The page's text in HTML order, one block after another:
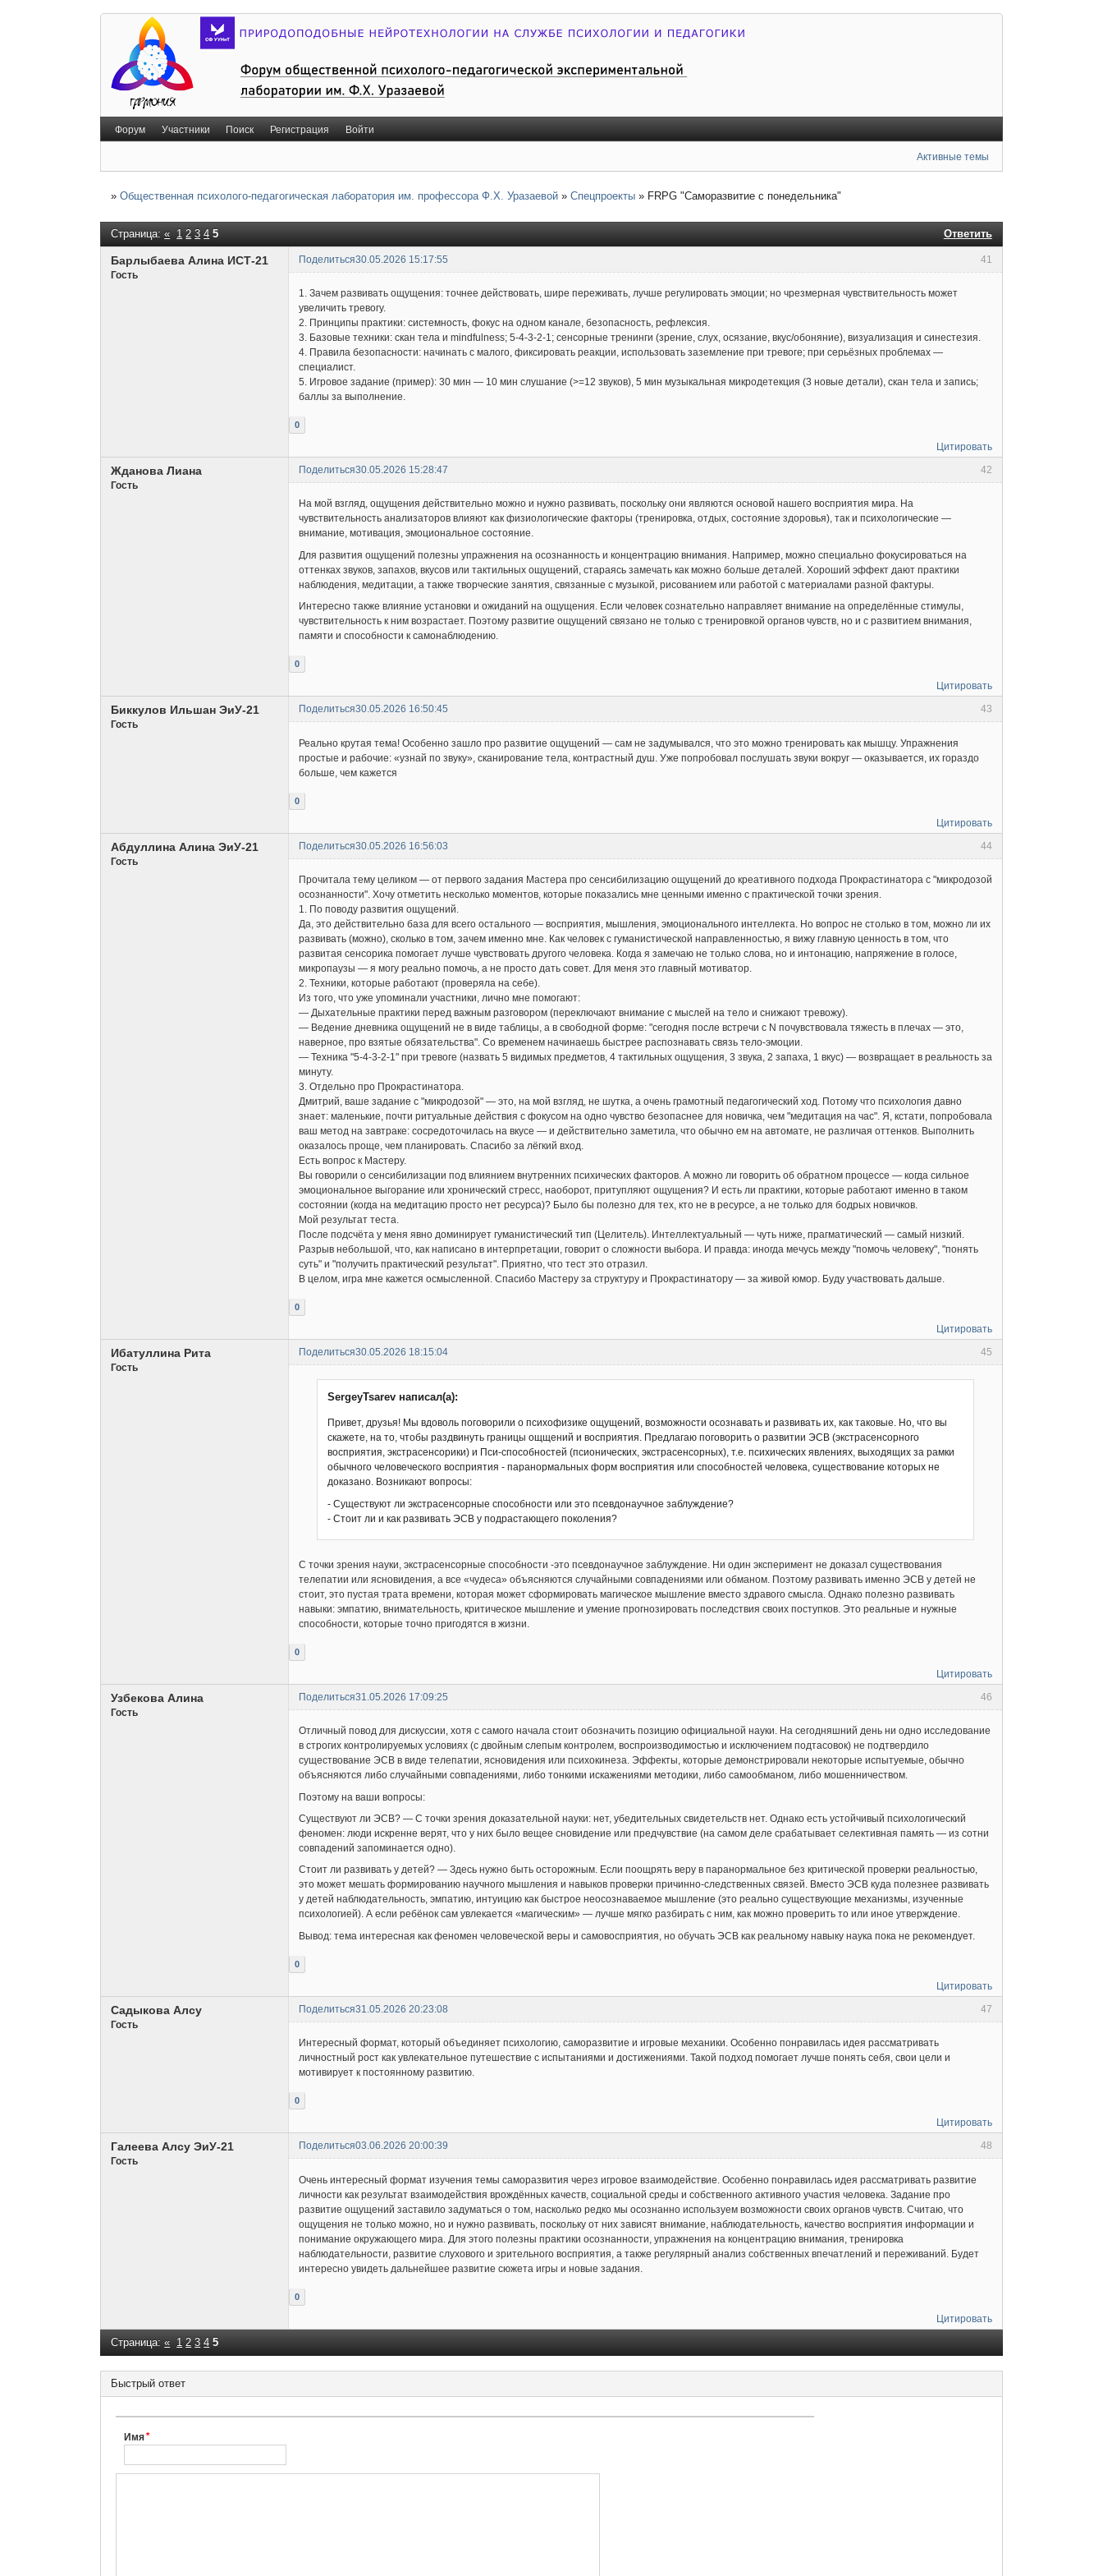
Форум Участники Поиск Регистрация Войти
Активные темы
» Общественная психолого-педагогическая лаборатория им. профессора Ф.Х. Уразаевой » Спецпроекты » FRPG "Саморазвитие с понедельника"
Страница:« 1 2 3 4 5 Ответить
Поделиться 41
30.05.2026 15:17:55
Барлыбаева Алина ИСТ-21
Гость
1. Зачем развивать ощущения: точнее действовать, шире переживать, лучше регулировать эмоции; но чрезмерная чувствительность может
увеличить тревогу.
2. Принципы практики: системность, фокус на одном канале, безопасность, рефлексия.
3. Базовые техники: скан тела и mindfulness; 5-4-3-2-1; сенсорные тренинги (зрение, слух, осязание, вкус/обоняние), визуализация и синестезия.
4. Правила безопасности: начинать с малого, фиксировать реакции, использовать заземление при тревоге; при серьёзных проблемах —
специалист.
5. Игровое задание (пример): 30 мин — 10 мин слушание (>=12 звуков), 5 мин музыкальная микродетекция (3 новые детали), скан тела и запись;
баллы за выполнение.
0
Цитировать
Поделиться
42
30.05.2026 15:28:47
Жданова Лиана
Гость
На мой взгляд, ощущения действительно можно и нужно развивать, поскольку они являются основой нашего восприятия мира. На
чувствительность анализаторов влияют как физиологические факторы (тренировка, отдых, состояние здоровья), так и психологические —
внимание, мотивация, эмоциональное состояние.
Для развития ощущений полезны упражнения на осознанность и концентрацию внимания. Например, можно специально фокусироваться на
оттенках звуков, запахов, вкусов или тактильных ощущений, стараясь замечать как можно больше деталей. Хороший эффект дают практики
наблюдения, медитации, а также творческие занятия, связанные с музыкой, рисованием или работой с материалами разной фактуры.
Интересно также влияние установки и ожиданий на ощущения. Если человек сознательно направляет внимание на определённые стимулы,
чувствительность к ним возрастает. Поэтому развитие ощущений связано не только с тренировкой органов чувств, но и с развитием внимания,
памяти и способности к самонаблюдению.
0
Цитировать
Поделиться
43
30.05.2026 16:50:45
Биккулов Ильшан ЭиУ-21
Гость
Реально крутая тема! Особенно зашло про развитие ощущений — сам не задумывался, что это можно тренировать как мышцу. Упражнения
простые и рабочие: «узнай по звуку», сканирование тела, контрастный душ. Уже попробовал послушать звуки вокруг — оказывается, их гораздо
больше, чем кажется
0
Цитировать
Поделиться
44
30.05.2026 16:56:03
Абдуллина Алина ЭиУ-21
Гость
Прочитала тему целиком — от первого задания Мастера про сенсибилизацию ощущений до креативного подхода Прокрастинатора с "микродозой
осознанности". Хочу отметить несколько моментов, которые показались мне ценными именно с практической точки зрения.
1. По поводу развития ощущений.
Да, это действительно база для всего остального — восприятия, мышления, эмоционального интеллекта. Но вопрос не столько в том, можно ли их
развивать (можно), сколько в том, зачем именно мне. Как человек с гуманистической направленностью, я вижу главную ценность в том, что
развитая сенсорика помогает лучше чувствовать другого человека. Когда я замечаю не только слова, но и интонацию, напряжение в голосе,
микропаузы — я могу реально помочь, а не просто дать совет. Для меня это главный мотиватор.
2. Техники, которые работают (проверяла на себе).
Из того, что уже упоминали участники, лично мне помогают:
— Дыхательные практики перед важным разговором (переключают внимание с мыслей на тело и снижают тревожу).
— Ведение дневника ощущений не в виде таблицы, а в свободной форме: "сегодня после встречи с N почувствовала тяжесть в плечах — это,
наверное, про взятые обязательства". Со временем начинаешь быстрее распознавать связь тело-эмоции.
— Техника "5-4-3-2-1" при тревоге (назвать 5 видимых предметов, 4 тактильных ощущения, 3 звука, 2 запаха, 1 вкус) — возвращает в реальность за
минуту.
3. Отдельно про Прокрастинатора.
Дмитрий, ваше задание с "микродозой" — это, на мой взгляд, не шутка, а очень грамотный педагогический ход. Потому что психология давно
знает: маленькие, почти ритуальные действия с фокусом на одно чувство безопаснее для новичка, чем "медитация на час". Я, кстати, попробовала
ваш метод на завтраке: сосредоточилась на вкусе — и действительно заметила, что обычно ем на автомате, не различая оттенков. Выполнить
оказалось проще, чем планировать. Спасибо за лёгкий вход.
Есть вопрос к Мастеру.
Вы говорили о сенсибилизации под влиянием внутренних психических факторов. А можно ли говорить об обратном процессе — когда сильное
эмоциональное выгорание или хронический стресс, наоборот, притупляют ощущения? И есть ли практики, которые работают именно в таком
состоянии (когда на медитацию просто нет ресурса)? Было бы полезно для тех, кто не в ресурсе, а не только для бодрых новичков.
Мой результат теста.
После подсчёта у меня явно доминирует гуманистический тип (Целитель). Интеллектуальный — чуть ниже, прагматический — самый низкий.
Разрыв небольшой, что, как написано в интерпретации, говорит о сложности выбора. И правда: иногда мечусь между "помочь человеку", "понять
суть" и "получить практический результат". Приятно, что тест это отразил.
В целом, игра мне кажется осмысленной. Спасибо Мастеру за структуру и Прокрастинатору — за живой юмор. Буду участвовать дальше.
0
Цитировать
Поделиться
45
30.05.2026 18:15:04
Ибатуллина Рита
Гость
SergeyTsarev написал(а):
Привет, друзья! Мы вдоволь поговорили о психофизике ощущений, возможности осознавать и развивать их, как таковые. Но, что вы
скажете, на то, чтобы раздвинуть границы ощщений и восприятия. Предлагаю поговорить о развитии ЭСВ (экстрасенсорного
восприятия, экстрасенсорики) и Пси-способностей (псионических, экстрасенсорных), т.е. психических явлениях, выходящих за рамки
обычного человеческого восприятия - паранормальных форм восприятия или способностей человека, существование которых не
доказано. Возникают вопросы:
- Существуют ли экстрасенсорные способности или это псевдонаучное заблуждение?
- Стоит ли и как развивать ЭСВ у подрастающего поколения?
С точки зрения науки, экстрасенсорные способности -это псевдонаучное заблуждение. Ни один эксперимент не доказал существования
телепатии или ясновидения, а все «чудеса» объясняются случайными совпадениями или обманом. Поэтому развивать именно ЭСВ у детей не
стоит, это пустая трата времени, которая может сформировать магическое мышление вместо здравого смысла. Однако полезно развивать
навыки: эмпатию, внимательность, критическое мышление и умение прогнозировать последствия своих поступков. Это реальные и нужные
способности, которые точно пригодятся в жизни.
0
Цитировать
Поделиться
46
31.05.2026 17:09:25
Узбекова Алина
Гость
Отличный повод для дискуссии, хотя с самого начала стоит обозначить позицию официальной науки. На сегодняшний день ни одно исследование
в строгих контролируемых условиях (с двойным слепым контролем, воспроизводимостью и исключением подтасовок) не подтвердило
существование ЭСВ в виде телепатии, ясновидения или психокинеза. Эффекты, которые демонстрировали некоторые испытуемые, обычно
объясняются либо случайными совпадениями, либо тонкими искажениями методики, либо самообманом, либо мошенничеством.
Поэтому на ваши вопросы:
Существуют ли ЭСВ? — С точки зрения доказательной науки: нет, убедительных свидетельств нет. Однако есть устойчивый психологический
феномен: люди искренне верят, что у них было вещее сновидение или предчувствие (на самом деле срабатывает селективная память — из сотни
совпадений запоминается одно).
Стоит ли развивать у детей? — Здесь нужно быть осторожным. Если поощрять веру в паранормальное без критической проверки реальностью,
это может мешать формированию научного мышления и навыков проверки причинно-следственных связей. Вместо ЭСВ куда полезнее развивать
у детей наблюдательность, эмпатию, интуицию как быстрое неосознаваемое мышление (это реально существующие механизмы, изученные
психологией). А если ребёнок сам увлекается «магическим» — лучше мягко разбирать с ним, как можно проверить то или иное утверждение.
Вывод: тема интересная как феномен человеческой веры и самовосприятия, но обучать ЭСВ как реальному навыку наука пока не рекомендует.
0
Цитировать
Поделиться
47
31.05.2026 20:23:08
Садыкова Алсу
Гость
Интересный формат, который объединяет психологию, саморазвитие и игровые механики. Особенно понравилась идея рассматривать
личностный рост как увлекательное путешествие с испытаниями и достижениями. Такой подход помогает лучше понять себя, свои цели и
мотивирует к постоянному развитию.
0
Цитировать
Поделиться
48
03.06.2026 20:00:39
Галеева Алсу ЭиУ-21
Гость
Очень интересный формат изучения темы саморазвития через игровое взаимодействие. Особенно понравилась идея рассматривать развитие
личности как результат взаимодействия врождённых качеств, социальной среды и собственного активного участия человека. Задание про
развитие ощущений заставило задуматься о том, насколько редко мы осознанно используем возможности своих органов чувств. Считаю, что
ощущения не только можно, но и нужно развивать, поскольку от них зависят внимание, наблюдательность, качество восприятия информации и
понимание окружающего мира. Для этого полезны практики осознанности, упражнения на концентрацию внимания, тренировка
наблюдательности, развитие слухового и зрительного восприятия, а также регулярный анализ собственных впечатлений и переживаний. Будет
интересно увидеть дальнейшее развитие сюжета игры и новые задания.
0
Цитировать
Страница:« 1 2 3 4 5
Быстрый ответ
Имя